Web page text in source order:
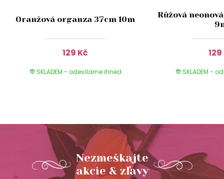
Oranžová organza 37cm 10m
129 Kč
SKLADEM - odesílame ihned
Růžová
SKLADEM -
Nezmeškajte
akcie & zľavy